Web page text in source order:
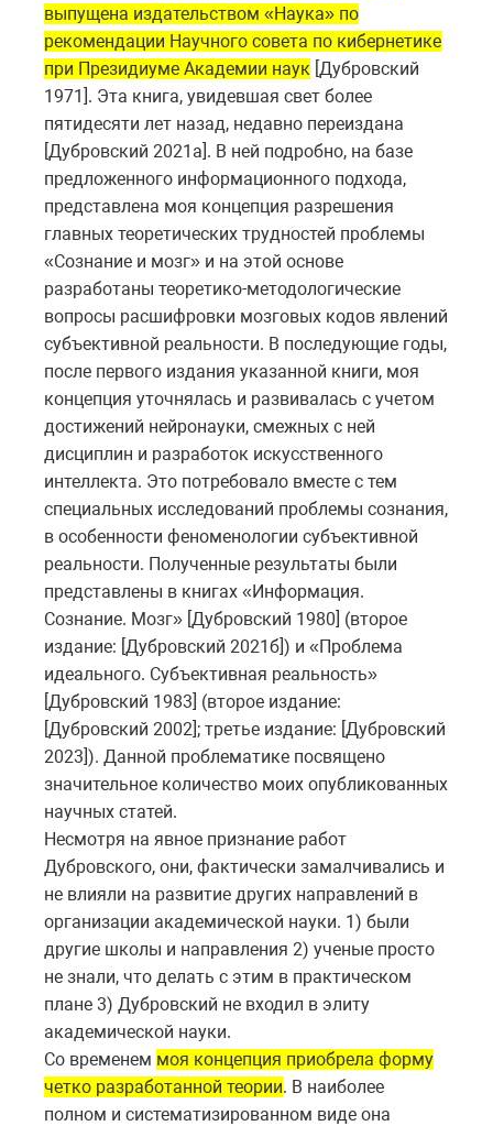
выпущена издательством «Наука» по
рекомендации Научного совета по кибернетике
при Президиуме Академии наук [Дубровский
1971]. Эта книга, увидевшая свет более
пятидесяти лет назад, недавно переиздана
[Дубровский 2021а]. В ней подробно, на базе
предложенного информационного подхода,
представлена моя концепция разрешения
главных теоретических трудностей проблемы
«Сознание и мозг» и на этой основе
разработаны теоретико-методологические
вопросы расшифровки мозговых кодов явлений
субъективной реальности. В последующие годы,
после первого издания указанной книги, моя
концепция уточнялась и развивалась с учетом
достижений нейронауки, смежных с ней
дисциплин и разработок искусственного
интеллекта. Это потребовало вместе с тем
специальных исследований проблемы сознания,
в особенности феноменологии субъективной
реальности. Полученные результаты были
представлены в книгах «Информация.
Сознание. Мозг» [Дубровский 1980] (второе
издание: [Дубровский 2021б]) и «Проблема
идеального. Субъективная реальность»
[Дубровский 1983] (второе издание:
[Дубровский 2002]; третье издание: [Дубровский
2023]). Данной проблематике посвящено
значительное количество моих опубликованных
научных статей.
Несмотря на явное признание работ
Дубровского, они, фактически замалчивались и
не влияли на развитие других направлений в
организации академической науки. 1) были
другие школы и направления 2) ученые просто
не знали, что делать с этим в практическом
плане 3) Дубровский не входил в элиту
академической науки.
Со временем моя концепция приобрела форму
четко разработанной теории. В наиболее
полном и систематизированном виде она